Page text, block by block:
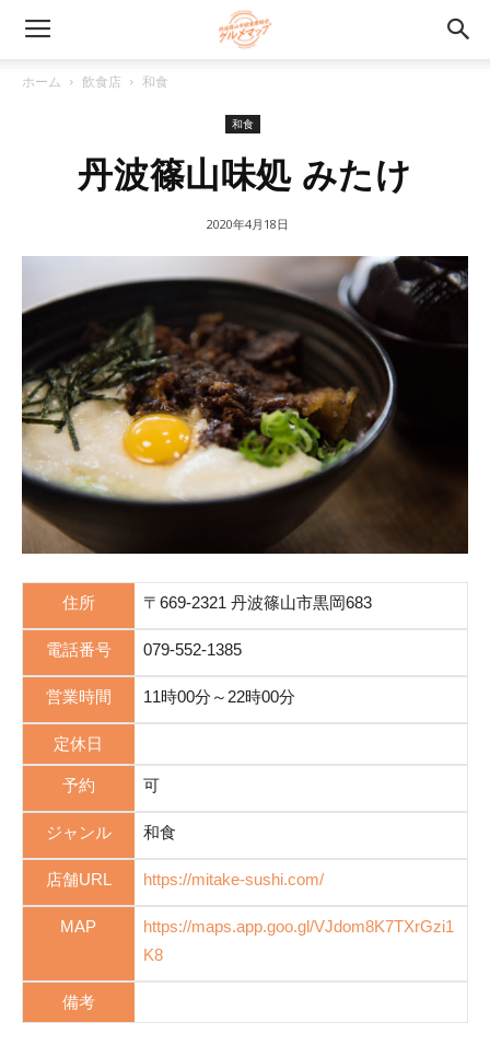
ホーム 飲食店 和食
和食
丹波篠山味処 みたけ
2020年4月18日
住所 〒669-2321 丹波篠山市黒岡683
電話番号 079-552-1385
営業時間 11時00分～22時00分
定休日
予約 可
ジャンル 和食
店舗URL https://mitake-sushi.com/
MAP
https://maps.app.goo.gl/VJdom8K7TXrGzi1
K8
備考